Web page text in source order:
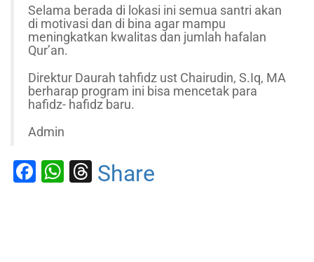
Selama berada di lokasi ini semua santri akan
di motivasi dan di bina agar mampu
meningkatkan kwalitas dan jumlah hafalan
Qur’an.
Direktur Daurah tahfidz ust Chairudin, S.Iq, MA
berharap program ini bisa mencetak para
hafidz- hafidz baru.
Admin
Facebook
WhatsApp
Threads
Share